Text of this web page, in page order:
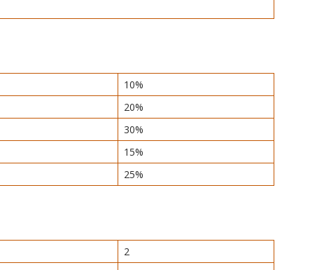
10%
20%
30%
15%
25%
2